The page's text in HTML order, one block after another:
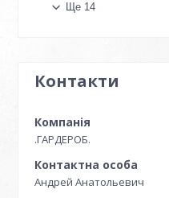
Ще 14
Контакти
.ГАРДЕРОБ.
Андрей Анатольевич